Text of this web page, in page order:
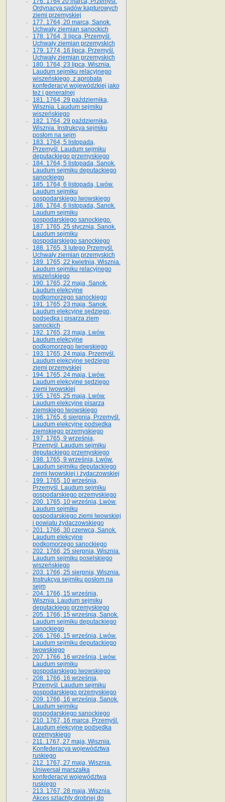
Ordynacya sądów kapturowych
ziemi przemyskiej
177. 1764, 20 marca, Sanok.
Uchwały ziemian sanockich
178. 1764, 3 lipca, Przemyśl.
Uchwały ziemian przemyskich
179. 1774, 16 lipca, Przemyśl.
Uchwały ziemian przemyskich
180. 1764, 23 lipca, Wisznia.
Laudum sejmiku relacyjnego
wiszeńskiego, z aprobatą
konfederacyi wojewódzkiej jako
też i generalnej
181. 1764, 29 października,
Wisznia. Laudum sejmiku
wiszeńskiego
182. 1764, 29 października,
Wisznia. Instrukcya sejmiku
posłom na sejm
183. 1764, 5 listopada,
Przemyśl. Laudum sejmiku
deputackiego przemyskiego
184. 1764, 5 listopada, Sanok.
Laudum sejmiku deputackiego
sanockiego
185. 1764, 6 listopada, Lwów.
Laudum sejmiku
gospodarskiego lwowskiego
186. 1764, 6 listopada, Sanok.
Laudum sejmiku
gospodarskiego sanockiego.
187. 1765, 25 stycznia, Sanok.
Laudum sejmiku
gospodarskiego sanockiego
188. 1765, 3 lutego Przemyśl.
Uchwały ziemian przemyskich
189. 1765, 22 kwietnia, Wisznia.
Laudum sejmiku relacyjnego
wiszeńskiego
190. 1765, 22 maja, Sanok.
Laudum elekcyjne
podkomorzego sanockiego
191. 1765, 23 maja, Sanok.
Laudum elekcyjne sędziego,
podsędka i pisarza ziem
sanockich
192. 1765, 23 maja, Lwów.
Laudum elekcyjne
podkomorzego lwowskiego
193. 1765, 24 maja, Przemyśl.
Laudum elekcyjne sędziego
ziemi przemyskiej
194. 1765, 24 maja, Lwów.
Laudum elekcyjne sędziego
ziemi lwowskiej
195. 1765, 25 maja, Lwów.
Laudum elekcyjne pisarza
ziemskiego lwowskiego
196. 1765, 6 sierpnia, Przemyśl.
Laudum elekcyjne podsędka
ziemskiego przemyskiego
197. 1765, 9 września,
Przemyśl. Laudum sejmiku
deputackiego przemyskiego
198. 1765, 9 września, Lwów.
Laudum sejmiku deputackiego
ziemi lwowskiej i żydaczowskiej
199. 1765, 10 września,
Przemyśl. Laudum sejmiku
gospodarskiego przemyskiego
200. 1765, 10 września, Lwów.
Laudum sejmiku
gospodarskiego ziemi lwowskiej
i powiatu żydaczowskiego
201. 1766, 30 czerwca, Sanok.
Laudum elekcyjne
podkomorzego sanockiego
202. 1766, 25 sierpnia, Wisznia.
Laudum sejmiku poselskiego
wiszeńskiego
203. 1766, 25 sierpnia, Wisznia.
Instrukcya sejmiku posłom na
sejm
204. 1766, 15 września,
Wisznia. Laudum sejmiku
deputackiego przemyskiego
205. 1766, 15 września, Sanok.
Laudum sejmiku deputackiego
sanockiego
206. 1766, 15 września, Lwów.
Laudum sejmiku deputackiego
lwowskiego
207. 1766, 16 września, Lwów.
Laudum sejmiku
gospodarskiego lwowskiego
208. 1766, 16 września,
Przemyśl. Laudum sejmiku
gospodarskiego przemyskiego
209. 1766, 16 września, Sanok.
Laudum sejmiku
gospodarskiego sanockiego
210. 1767, 16 marca, Przemyśl.
Laudum elekcyjne podsędka
przemyskiego
211. 1767, 27 maja, Wisznia.
Konfederacya województwa
ruskiego
212. 1767, 27 maja, Wisznia.
Uniwersał marszałka
konfederacyi województwa
ruskiego
213. 1767, 28 maja, Wisznia.
Akces szlachty drobnej do